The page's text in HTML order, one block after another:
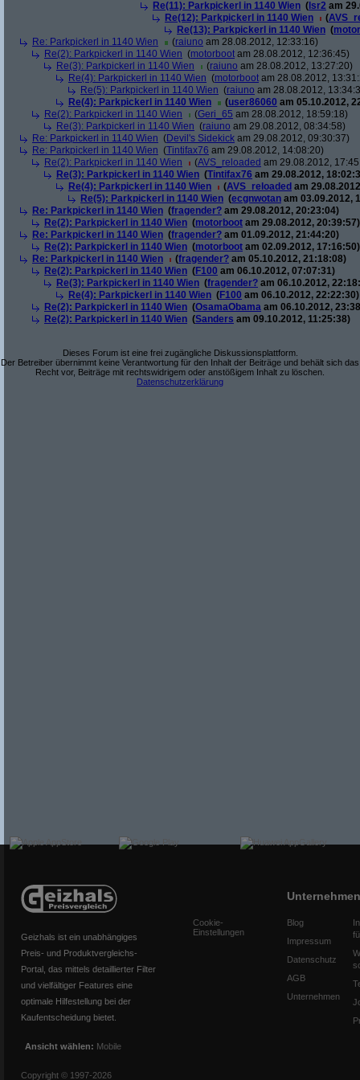
Re(11): Parkpickerl in 1140 Wien ( lsr2 am
Re(12): Parkpickerl in 1140 Wien
(
Re(13): Parkpickerl in 1140 Wien (
Re: Parkpickerl in 1140 Wien
(raiuno am 28.08.2012, 12:33:16)
Re(2): Parkpickerl in 1140 Wien (motorboot am 28.08.2012, 12:36:45)
Re(3): Parkpickerl in 1140 Wien
(raiuno am 28.08.2012, 13:27:20)
Re(4): Parkpickerl in 1140 Wien (motorboot am 28.08.2012,
Re(5): Parkpickerl in 1140 Wien (raiuno am 28.08.2012,
Re(4): Parkpickerl in 1140 Wien
(user86060 am 05.10.2012,
Re(2): Parkpickerl in 1140 Wien
(Geri_65 am 28.08.2012, 18:59:18)
Re(3): Parkpickerl in 1140 Wien (raiuno am 29.08.2012, 08:34:58)
Re: Parkpickerl in 1140 Wien (Devil's Sidekick am 29.08.2012, 09:30:37)
Re: Parkpickerl in 1140 Wien (Tintifax76 am 29.08.2012, 14:08:20)
Re(2): Parkpickerl in 1140 Wien
(AVS_reloaded am 29.08.2012,
Re(3): Parkpickerl in 1140 Wien (Tintifax76 am 29.08.2012,
Re(4): Parkpickerl in 1140 Wien
(AVS_reloaded am
Re(5): Parkpickerl in 1140 Wien (ecgnwotan am 03.09.2012,
Re: Parkpickerl in 1140 Wien (fragender? am 29.08.2012, 20:23:04)
Re(2): Parkpickerl in 1140 Wien (motorboot am 29.08.2012, 20:39:57)
Re: Parkpickerl in 1140 Wien (fragender? am 01.09.2012, 21:44:20)
Re(2): Parkpickerl in 1140 Wien (motorboot am 02.09.2012, 17:16:50)
Re: Parkpickerl in 1140 Wien
(fragender? am 05.10.2012, 21:18:08)
Re(2): Parkpickerl in 1140 Wien (F100 am 06.10.2012, 07:07:31)
Re(3): Parkpickerl in 1140 Wien (fragender? am 06.10.2012,
Re(4): Parkpickerl in 1140 Wien (F100 am 06.10.2012, 22:22:30)
Re(2): Parkpickerl in 1140 Wien (OsamaObama am 06.10.2012,
Re(2): Parkpickerl in 1140 Wien (Sanders am 09.10.2012, 11:25:38)
Dieses Forum ist eine frei zugängliche Diskussionsplattform.
Der Betreiber übernimmt keine Verantwortung für den Inhalt der Beiträge und behält sich das
Recht vor, Beiträge mit rechtswidrigem oder anstößigem Inhalt zu löschen.
Datenschutzerklärung
Geizhals ist ein unabhängiges
Preis- und Produktvergleichs-
Portal, das mittels detaillierter Filter
und vielfältiger Features eine
optimale Hilfestellung bei der
Kaufentscheidung bietet.
Ansicht wählen: Mobile
Copyright © 1997-2026
Cookie-
Einstellungen
Unternehmen
Blog
Impressum
Datenschutz
AGB
Unternehmen